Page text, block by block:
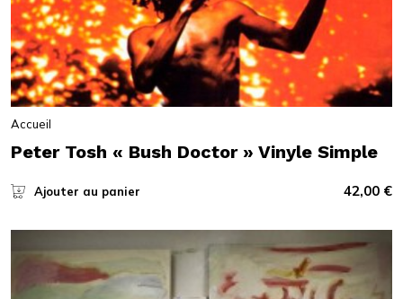
Accueil
Peter Tosh « Bush Doctor » Vinyle Simple
Ajouter au panier 42,00 €